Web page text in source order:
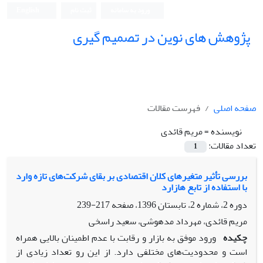
پژوهش های نوین در تصمیم گیری
صفحه اصلی
فهرست مقالات
نویسنده =مریم قائدی
تعداد مقالات:
1
بررسی تأثیر متغیرهای کلان اقتصادی بر بقای شرکت‌های تازه وارد
با استفاده از تابع هازارد
دوره 2، شماره 2، تابستان 1396، صفحه
217-239
مریم قائدی، مهرداد مدهوشی، سعید راسخی
چکیده ورود موفق به بازار و رقابت با عدم اطمینان بالایی همراه
است و محدودیت‌های مختلفی دارد. از این رو تعداد زیادی از